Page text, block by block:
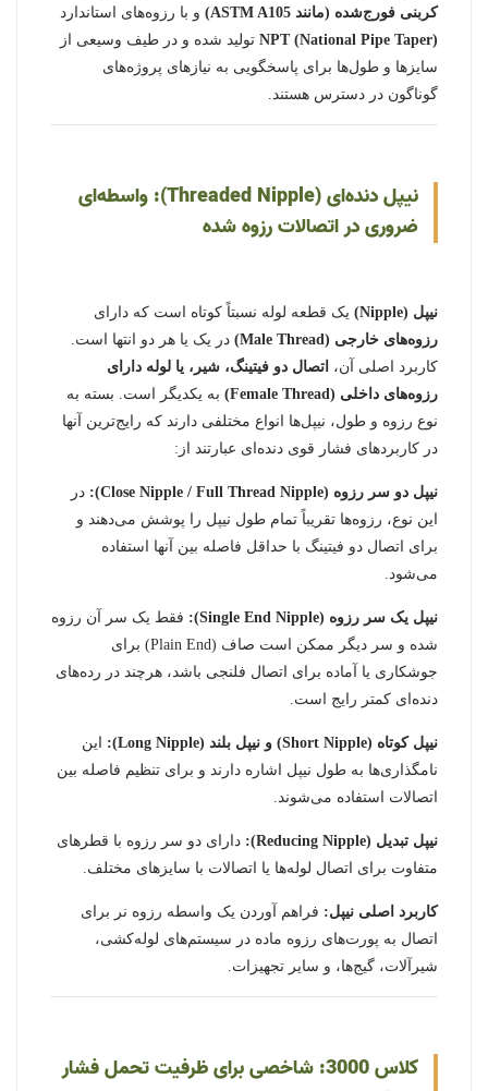
کربنی فورج‌شده (مانند ASTM A105)
و با رزوه‌های استاندارد
NPT (National Pipe Taper) تولید شده و در طیف وسیعی از
سایزها و طول‌ها برای پاسخگویی به نیازهای پروژه‌های
گوناگون در دسترس هستند.
نیپل دنده‌ای (Threaded Nipple): واسطه‌ای
ضروری در اتصالات رزوه شده
نیپل (Nipple)
یک قطعه لوله نسبتاً کوتاه است که دارای
رزوه‌های خارجی (Male Thread)
در یک یا هر دو انتها است.
کاربرد اصلی آن، اتصال دو فیتینگ، شیر، یا لوله دارای
رزوه‌های داخلی (Female Thread)
به یکدیگر است. بسته به
نوع رزوه و طول، نیپل‌ها انواع مختلفی دارند که رایج‌ترین آنها
در کاربردهای فشار قوی دنده‌ای عبارتند از:
نیپل دو سر رزوه (Close Nipple / Full Thread Nipple):
در
این نوع، رزوه‌ها تقریباً تمام طول نیپل را پوشش می‌دهند و
برای اتصال دو فیتینگ با حداقل فاصله بین آنها استفاده
می‌شود.
نیپل یک سر رزوه (Single End Nipple):
فقط یک سر آن رزوه
شده و سر دیگر ممکن است صاف (Plain End) برای
جوشکاری یا آماده برای اتصال فلنجی باشد، هرچند در رده‌های
دنده‌ای کمتر رایج است.
نیپل کوتاه (Short Nipple) و نیپل بلند (Long Nipple):
این
نامگذاری‌ها به طول نیپل اشاره دارند و برای تنظیم فاصله بین
اتصالات استفاده می‌شوند.
نیپل تبدیل (Reducing Nipple):
دارای دو سر رزوه با قطرهای
متفاوت برای اتصال لوله‌ها یا اتصالات با سایزهای مختلف.
کاربرد اصلی نیپل: فراهم آوردن یک واسطه رزوه نر برای
اتصال به پورت‌های رزوه ماده در سیستم‌های لوله‌کشی،
شیرآلات، گیج‌ها، و سایر تجهیزات.
کلاس 3000: شاخصی برای ظرفیت تحمل فشار